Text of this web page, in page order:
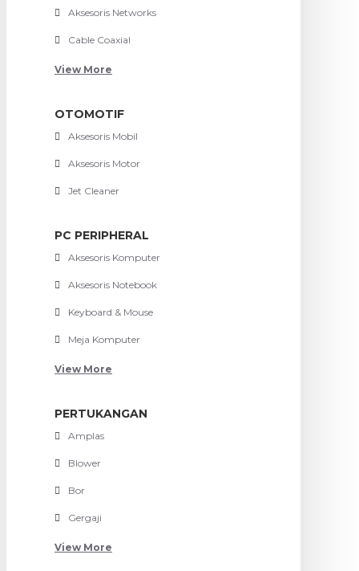
Aksesoris Networks
Cable Coaxial
View More
OTOMOTIF
Aksesoris Mobil
Aksesoris Motor
Jet Cleaner
PC PERIPHERAL
Aksesoris Komputer
Aksesoris Notebook
Keyboard & Mouse
Meja Komputer
View More
PERTUKANGAN
Amplas
Blower
Bor
Gergaji
View More